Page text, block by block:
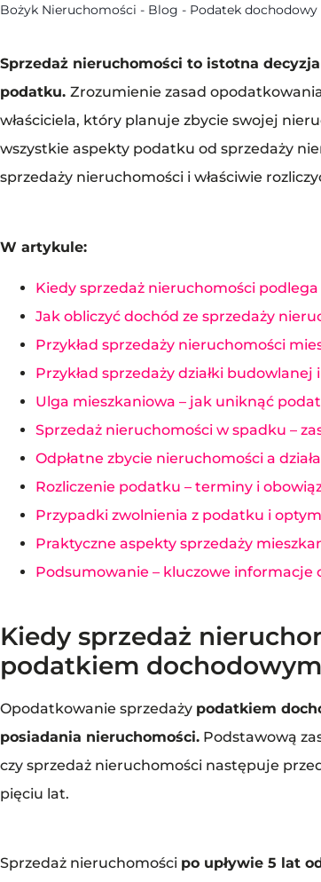
Bożyk Nieruchomości - Blog - Podatek
Sprzedaż nieruchomości to istotna
podatku. Zrozumienie zasad
właściciela, który planuje zbycie swojej
wszystkie aspekty podatku od sprzedaży
sprzedaży nieruchomości i właściwie
W artykule:
Kiedy sprzedaż nieruchomości
Jak obliczyć dochód ze sprzedaży
Przykład sprzedaży nieruchomości
Przykład sprzedaży działki
Ulga mieszkaniowa – jak uniknąć
Sprzedaż nieruchomości w spadku –
Odpłatne zbycie nieruchomości a
Rozliczenie podatku – terminy i
Przypadki zwolnienia z podatku i
Praktyczne aspekty sprzedaży
Podsumowanie – kluczowe
Kiedy sprzedaż
podatkiem dochodowym
Opodatkowanie sprzedaży podatkiem
posiadania nieruchomości. Podstawową
czy sprzedaż nieruchomości następuje
pięciu lat.
Sprzedaż nieruchomości po upływie 5 lat